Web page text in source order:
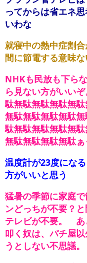
ってからは省エネ
いわな
就寝中の熱中症割
間に節電する意味
NHKも民放も下ら
ら見ない方がいい
駄無駄無駄無駄無
無駄無駄無駄無駄
駄無駄無駄無駄無
無駄無駄無駄無駄ぁ
温度計が23度にな
方がいいと思う
猛暑の季節に家庭
ンどっちが不要？
テレビが不要。 あ
叩く奴は、パチ屋
うとしない不思議。